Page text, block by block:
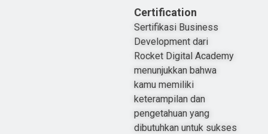
Certification
Sertifikasi Business
Development dari
Rocket Digital Academy
menunjukkan bahwa
kamu memiliki
keterampilan dan
pengetahuan yang
dibutuhkan untuk sukses